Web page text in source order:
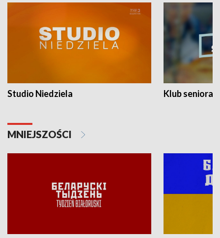
Studio Niedziela Klub seniora
MNIEJSZOŚCI